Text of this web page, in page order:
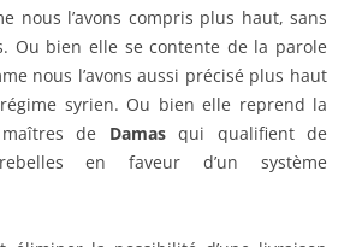
nous l’avons compris plus haut, sans
Ou bien elle se contente de la parole
nous l’avons aussi précisé plus haut
syrien. Ou bien elle reprend la
de Damasqui qualifient de
en faveur d’un système